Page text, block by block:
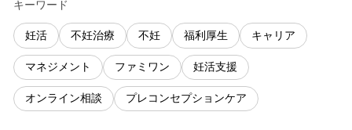
キーワード
妊活 不妊治療 不妊 福利厚生 キャリア
マネジメント ファミワン 妊活支援
オンライン相談 プレコンセプションケア